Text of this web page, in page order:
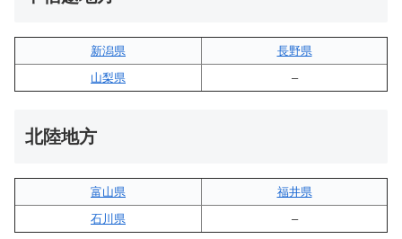
新潟県
長野県
山梨県
–
北陸地方
富山県
福井県
石川県
–